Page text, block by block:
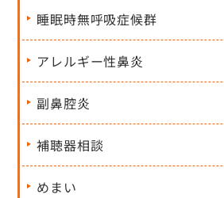
睡眠時無呼吸症候群
アレルギー性鼻炎
副鼻腔炎
補聴器相談
めまい